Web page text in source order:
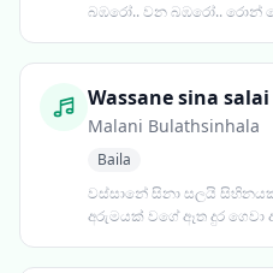
බඹරෝ.. වන බඹරෝ.. රොන්
Wassane sina salai
Malani Bulathsinhala
Baila
වස්සානේ සිනා සලයි
අරුමයක් වගේ ඈත දුර ගෙවා